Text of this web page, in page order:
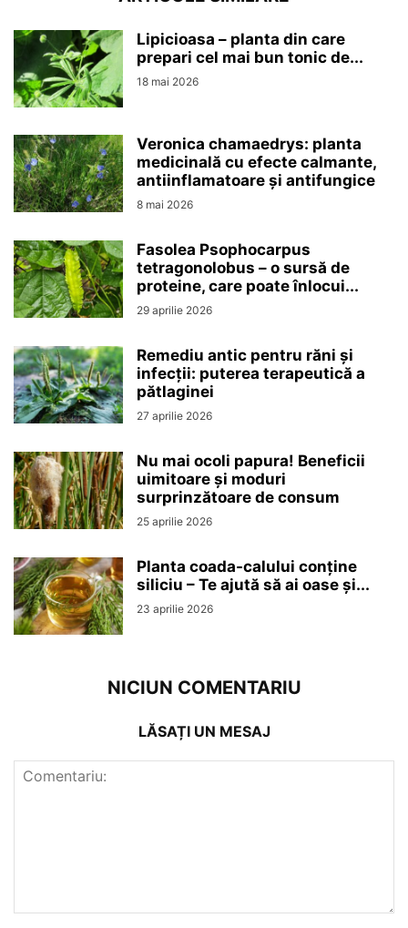
Lipicioasa – planta din care
prepari cel mai bun tonic de...
18 mai 2026
Veronica chamaedrys: planta
medicinală cu efecte calmante,
antiinflamatoare și antifungice
8 mai 2026
Fasolea Psophocarpus
tetragonolobus – o sursă de
proteine, care poate înlocui...
29 aprilie 2026
Remediu antic pentru răni și
infecții: puterea terapeutică a
pătlaginei
27 aprilie 2026
Nu mai ocoli papura! Beneficii
uimitoare și moduri
surprinzătoare de consum
25 aprilie 2026
Planta coada-calului conține
siliciu – Te ajută să ai oase și...
23 aprilie 2026
NICIUN COMENTARIU
LĂSAȚI UN MESAJ